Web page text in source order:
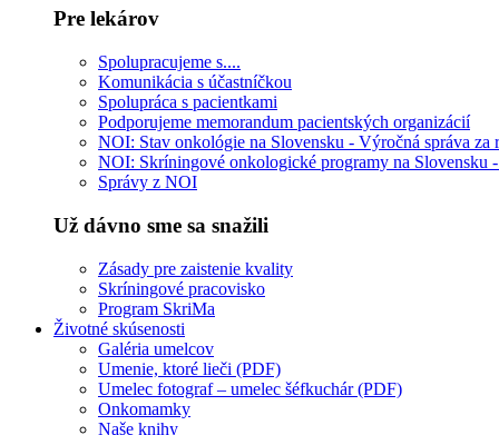
Pre lekárov
Spolupracujeme s....
Komunikácia s účastníčkou
Spolupráca s pacientkami
Podporujeme memorandum pacientských organizácií
NOI: Stav onkológie na Slovensku - Výročná správa za
NOI: Skríningové onkologické programy na Slovensku
Správy z NOI
Už dávno sme sa snažili
Zásady pre zaistenie kvality
Skríningové pracovisko
Program SkriMa
Životné skúsenosti
Galéria umelcov
Umenie, ktoré lieči (PDF)
Umelec fotograf – umelec šéfkuchár (PDF)
Onkomamky
Naše knihy